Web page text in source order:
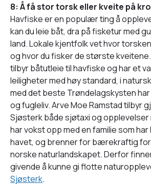
8: Å få stor torsk eller kveite på
Havfiske er en populær ting å
kan du leie båt, dra på fisketur med
land. Lokale kjentfolk vet hvor
og hvor du fisker de største kveitene.
tilbyr båtutleie til havfiske og har et
leiligheter med høy standard, i
med det beste Trøndelagskysten har
og fugleliv. Arve Moe Ramstad tilbyr
Sjøsterk både sjøtaxi og opplevelser
har vokst opp med en familie som
havet, og brenner for bærekraftig
norske naturlandskapet. Derfor
givende å kunne gi flotte
Sjøsterk.